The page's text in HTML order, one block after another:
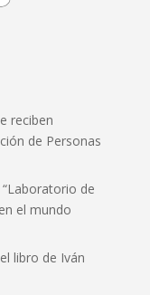
reciben
de Personas
de
el mundo
libro de Iván